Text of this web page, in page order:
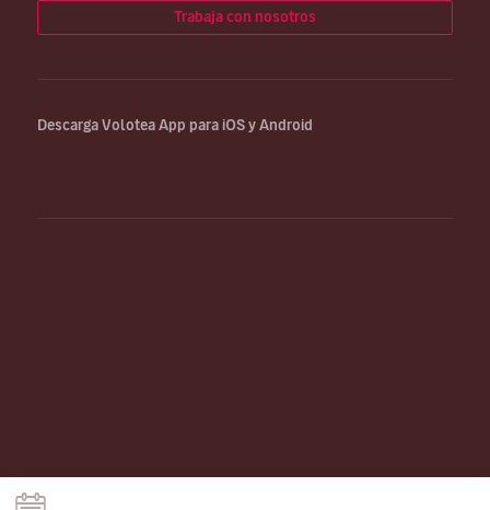
Trabaja con nosotros
Descarga Volotea App para iOS y Android